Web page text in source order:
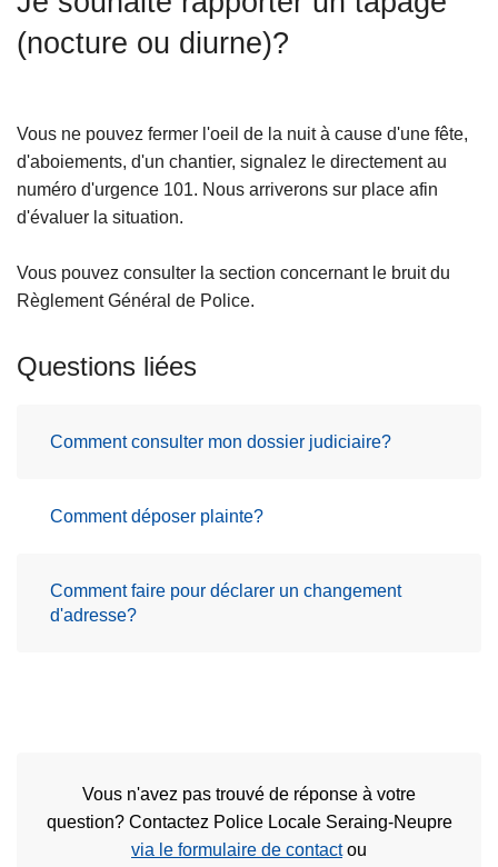
(nocture ou diurne)?
Vous ne pouvez fermer l'oeil de la nuit à cause d'une fête,
d'aboiements, d'un chantier, signalez le directement au
numéro d'urgence 101. Nous arriverons sur place afin
d'évaluer la situation.
Vous pouvez consulter la section concernant le bruit du
Règlement Général de Police.
Questions liées
Comment consulter mon dossier judiciaire?
Comment déposer plainte?
Comment faire pour déclarer un changement
d'adresse?
Vous n'avez pas trouvé de réponse à votre
question? Contactez Police Locale Seraing-Neupre
via le formulaire de contactou